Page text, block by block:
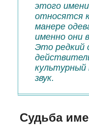
этого
относятся
манере
именно они
Это редкий
культурный
звук.
Судьба